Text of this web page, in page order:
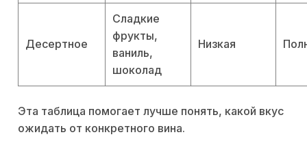
Десертное
Сладкие
фрукты,
ваниль,
шоколад
Низкая
Эта таблица помогает лучше понять, какой вкус
ожидать от конкретного вина.